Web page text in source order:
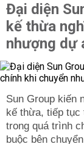
Đại diện
kế thừa
nhượng dự
Sun Group kiến
kế thừa, tiếp
trong quá trình
buộc bên